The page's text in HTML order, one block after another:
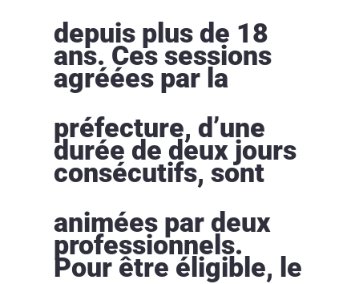
depuis plus de 18
ans. Ces sessions
agréées par la
préfecture, d’une
durée de deux jours
consécutifs, sont
animées par deux
professionnels.
Pour être éligible, le